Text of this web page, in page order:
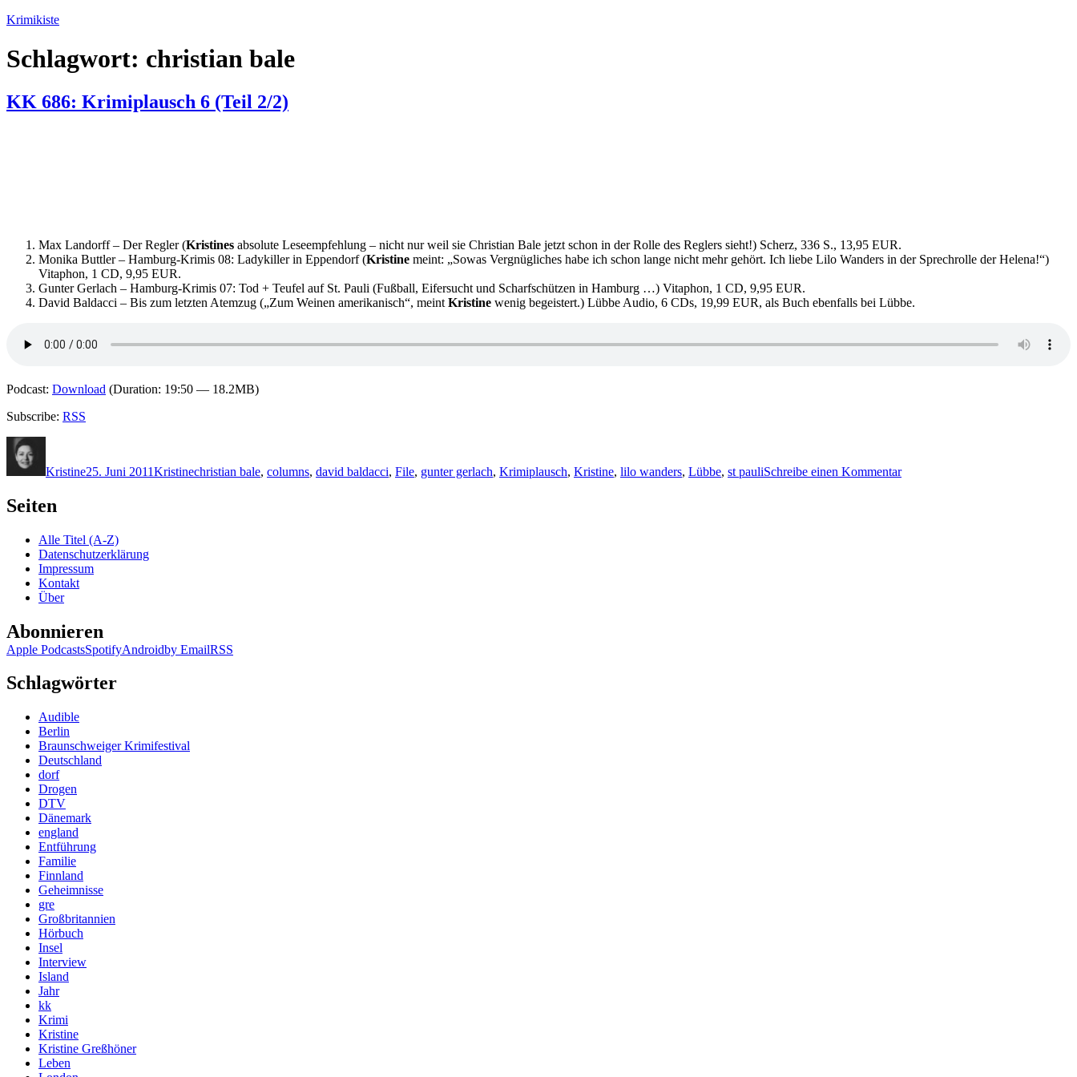
Zum
springen
Krimikiste
Schlagwort: christian bale
KK 686: Krimiplausch 6 (Teil 2/2)
Max Landorff – Der Regler (Kristines absolute Leseempfehlung – nicht nur weil sie Christian Bale jetzt schon in der Rolle des Reglers sieht!) Scherz, 336 S., 13,95 EUR.
Monika Buttler – Hamburg-Krimis 08: Ladykiller in Eppendorf (Kristine meint: „Sowas Vergnügliches habe ich schon lange nicht mehr gehört. Ich liebe Lilo Wanders in der Sprechrolle der Helena!“)
Vitaphon, 1 CD, 9,95 EUR.
Gunter Gerlach – Hamburg-Krimis 07: Tod + Teufel auf St. Pauli (Fußball, Eifersucht und Scharfschützen in Hamburg …) Vitaphon, 1 CD, 9,95 EUR.
David Baldacci – Bis zum letzten Atemzug („Zum Weinen amerikanisch“, meint Kristine wenig begeistert.) Lübbe Audio, 6 CDs, 19,99 EUR, als Buch ebenfalls bei Lübbe.
Podcast: Download (Duration: 19:50 — 18.2MB)
Subscribe: RSS
Kristine25. Juni 2011Kristinechristian bale, columns, david baldacci, File, gunter gerlach, Krimiplausch, Kristine, lilo wanders, Lübbe, st pauliSchreibe einen Kommentar686:
Seiten
Alle Titel (A-Z)
Datenschutzerklärung
Impressum
Kontakt
Über
Abonnieren
Apple PodcastsSpotifyAndroidby EmailRSS
Schlagwörter
Audible
Berlin
Braunschweiger Krimifestival
Deutschland
dorf
Drogen
DTV
Dänemark
england
Entführung
Familie
Finnland
Geheimnisse
gre
Großbritannien
Hörbuch
Insel
Interview
Island
Jahr
kk
Krimi
Kristine
Kristine Greßhöner
Leben